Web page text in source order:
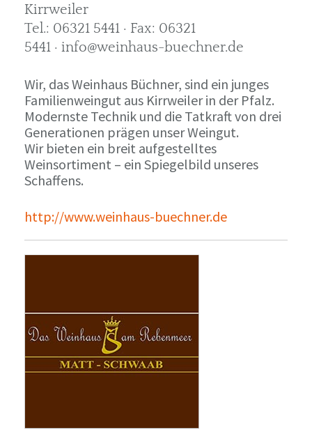
Kirrweiler
Tel.: 06321 5441 · Fax: 06321
5441 · info@weinhaus-buechner.de
Wir, das Weinhaus Büchner, sind ein junges
Familienweingut aus Kirrweiler in der Pfalz.
Modernste Technik und die Tatkraft von drei
Generationen prägen unser Weingut.
Wir bieten ein breit aufgestelltes
Weinsortiment – ein Spiegelbild unseres
Schaffens.
http://www.weinhaus-buechner.de